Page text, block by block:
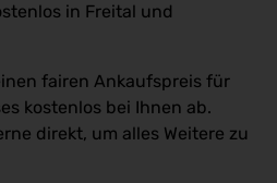
in Freital und
fairen Ankaufspreis für
kostenlos bei Ihnen ab.
direkt, um alles Weitere zu